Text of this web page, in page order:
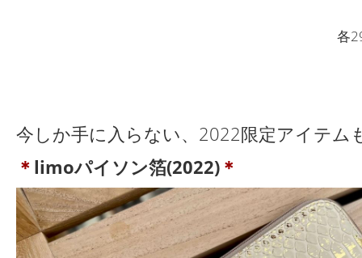
各
今しか手に入らない、2022限定アイテム
＊ limoパイソン箔(2022) ＊